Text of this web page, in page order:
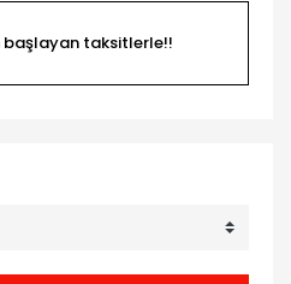
başlayan taksitlerle!!